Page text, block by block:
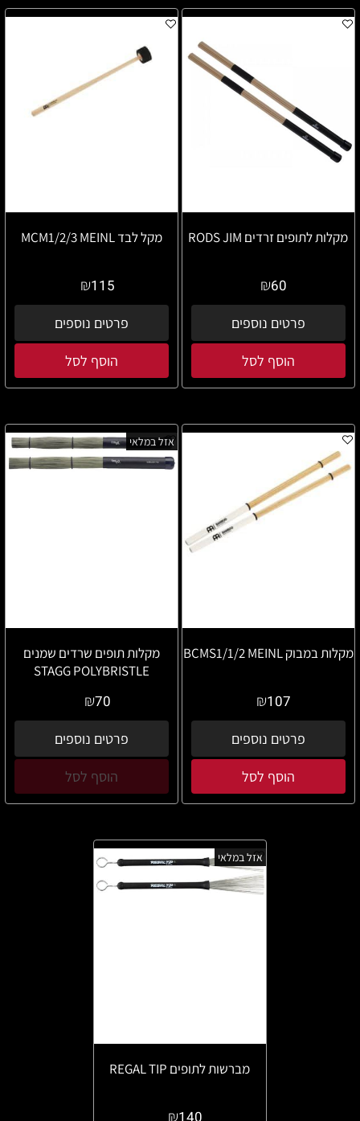
מקלות לתופים זרדים RODS JIM
₪60
פרטים נוספים
הוסף לסל
מקל לבד MCM1/2/3 MEINL
₪115
פרטים נוספים
הוסף לסל
מקלות במבוק BCMS1/1/2 MEINL
₪107
פרטים נוספים
הוסף לסל
אזל במלאי
מקלות תופים שרדים שמנים
STAGG POLYBRISTLE
₪70
פרטים נוספים
הוסף לסל
אזל במלאי
מברשות לתופים REGAL TIP
₪